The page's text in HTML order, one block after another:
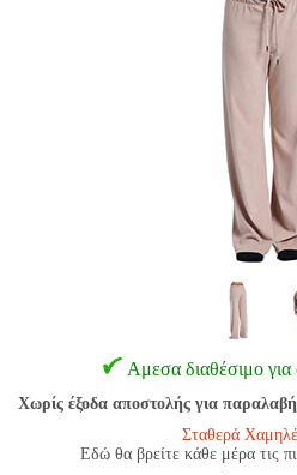
Αμεσα διαθέσιμο
Χωρίς έξοδα αποστολής για
Σταθερά
Εδώ θα βρείτε κάθε μέρα τις